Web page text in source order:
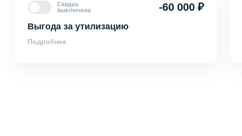
Скидка
выключена
-60 000 ₽
Выгода за утилизацию
Подробнее